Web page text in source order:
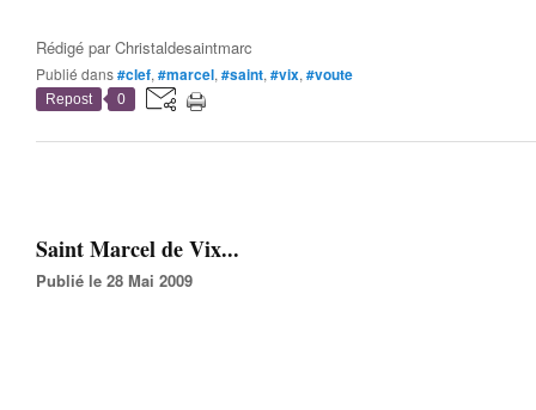
Rédigé parChristaldesaintmarc
Publié dans#clef, #marcel, #saint, #vix, #voute
Repost 0
Saint Marcel de Vix...
Publié le 28 Mai 2009